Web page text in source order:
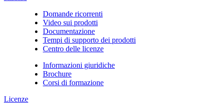
Domande ricorrenti
Video sui prodotti
Documentazione
Tempi di supporto dei prodotti
Centro delle licenze
Informazioni giuridiche
Brochure
Corsi di formazione
Licenze